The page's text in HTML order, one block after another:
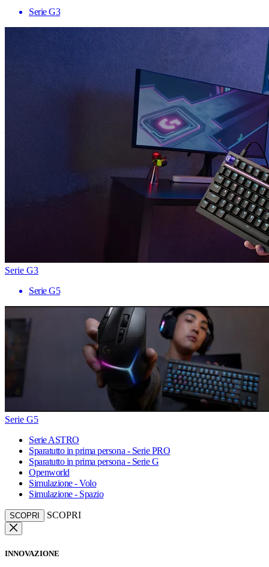
Serie G3
Serie G3
Serie G5
Serie G5
Serie ASTRO
Sparatutto in prima persona - Serie PRO
Sparatutto in prima persona - Serie G
Openworld
Simulazione - Volo
Simulazione - Spazio
SCOPRI SCOPRI
INNOVAZIONE